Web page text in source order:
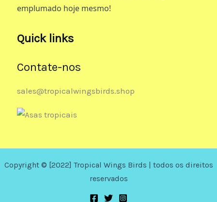
emplumado hoje mesmo!
Quick links
Contate-nos
sales@tropicalwingsbirds.shop
Copyright © [2022] Tropical Wings Birds | todos os direitos
reservados